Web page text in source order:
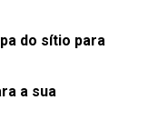
do sítio para
a sua